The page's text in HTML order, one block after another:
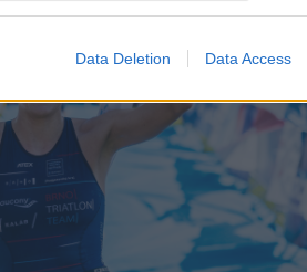
Data Deletion Data Access